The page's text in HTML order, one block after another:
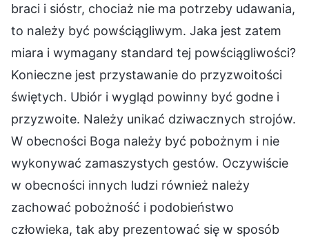
braci i sióstr, chociaż nie ma potrzeby udawania,
to należy być powściągliwym. Jaka jest zatem
miara i wymagany standard tej powściągliwości?
Konieczne jest przystawanie do przyzwoitości
świętych. Ubiór i wygląd powinny być godne i
przyzwoite. Należy unikać dziwacznych strojów.
W obecności Boga należy być pobożnym i nie
wykonywać zamaszystych gestów. Oczywiście
w obecności innych ludzi również należy
zachować pobożność i podobieństwo
człowieka, tak aby prezentować się w sposób